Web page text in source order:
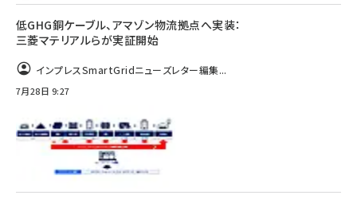
低GHG銅ケーブル、アマゾン物流拠点へ実装：
三菱マテリアルらが実証開始
インプレスSmartGridニューズレター編集...
7月28日 9:27